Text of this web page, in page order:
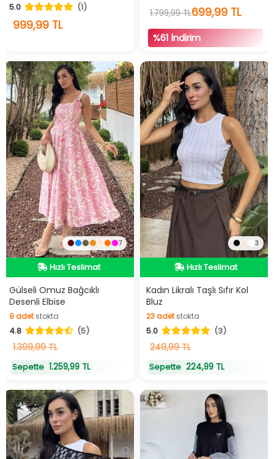
7adetstokta
5.0 (1)
999,99 TL
89adetstokta
1.799,99 TL699,99 TL
%61 İndirim
7
Hızlı Teslimat
Videolu Ürün
Hızlı Teslimat
Gülseli Omuz Bağcıklı
Desenli Elbise
9adetstokta
9adetstokta
4.8 (5)
1.399,99 TL
Sepette 1.259,99 TL
3
Hızlı Teslimat
Videolu Ürün
Hızlı Teslimat
Kadın Likralı Taşlı Sıfır Kol
Bluz
23adetstokta
23adetstokta
5.0 (3)
249,99 TL
Sepette 224,99 TL